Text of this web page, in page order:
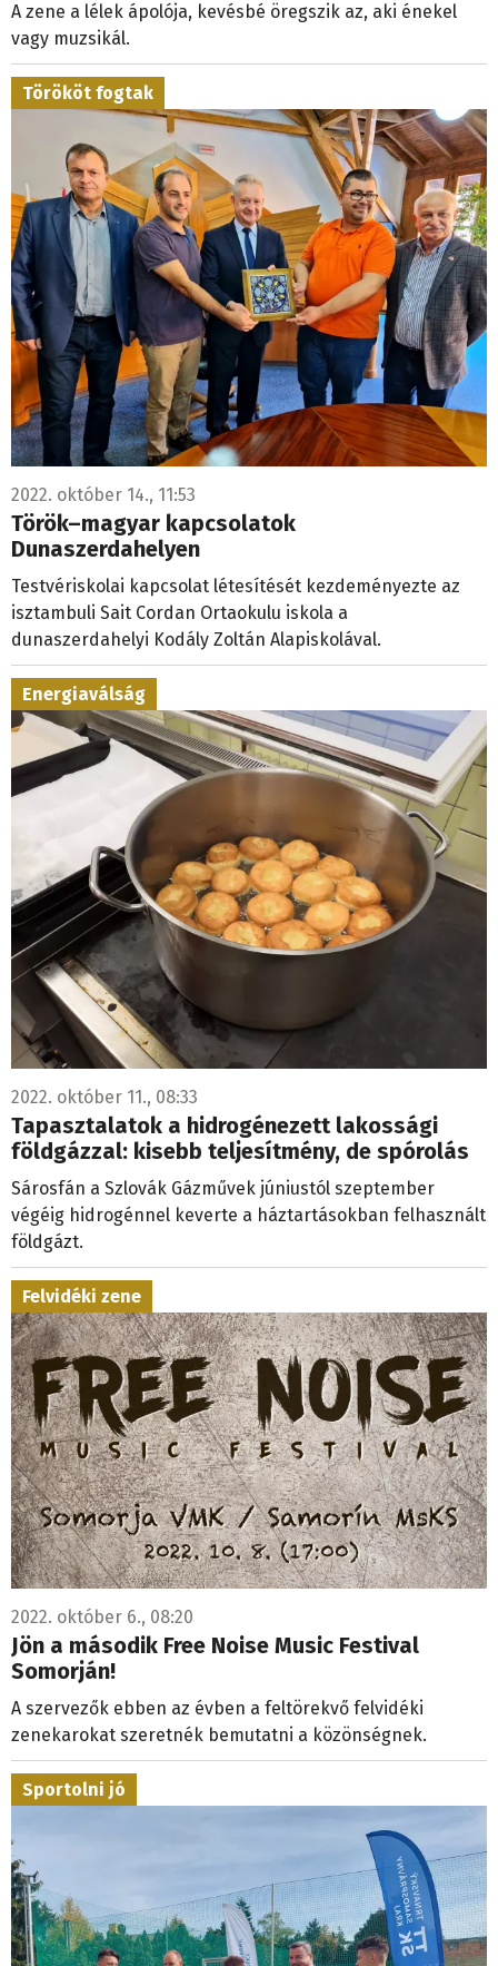
A zene a lélek ápolója, kevésbé öregszik az, aki énekel
vagy muzsikál.
Törököt fogtak
2022. október 14., 11:53
Török–magyar kapcsolatok
Dunaszerdahelyen
Testvériskolai kapcsolat létesítését kezdeményezte az
isztambuli Sait Cordan Ortaokulu iskola a
dunaszerdahelyi Kodály Zoltán Alapiskolával.
Energiaválság
2022. október 11., 08:33
Tapasztalatok a hidrogénezett lakossági
földgázzal: kisebb teljesítmény, de spórolás
Sárosfán a Szlovák Gázművek júniustól szeptember
végéig hidrogénnel keverte a háztartásokban felhasznált
földgázt.
Felvidéki zene
2022. október 6., 08:20
Jön a második Free Noise Music Festival
Somorján!
A szervezők ebben az évben a feltörekvő felvidéki
zenekarokat szeretnék bemutatni a közönségnek.
Sportolni jó